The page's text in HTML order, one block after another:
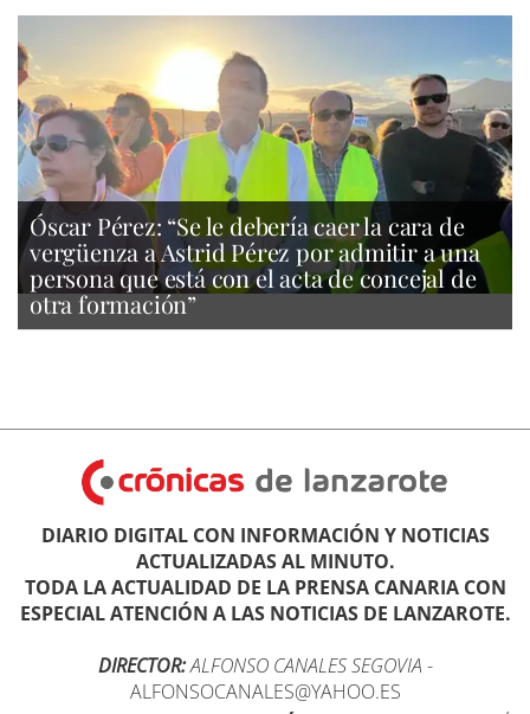
Óscar Pérez: “Se le debería caer la cara de
vergüenza a Astrid Pérez por admitir a una
persona que está con el acta de concejal de
otra formación”
DIARIO DIGITAL CON INFORMACIÓN Y NOTICIAS
ACTUALIZADAS AL MINUTO.
TODA LA ACTUALIDAD DE LA PRENSA CANARIA CON
ESPECIAL ATENCIÓN A LAS NOTICIAS DE LANZAROTE.
DIRECTOR:ALFONSO CANALES SEGOVIA -
ALFONSOCANALES@YAHOO.ES